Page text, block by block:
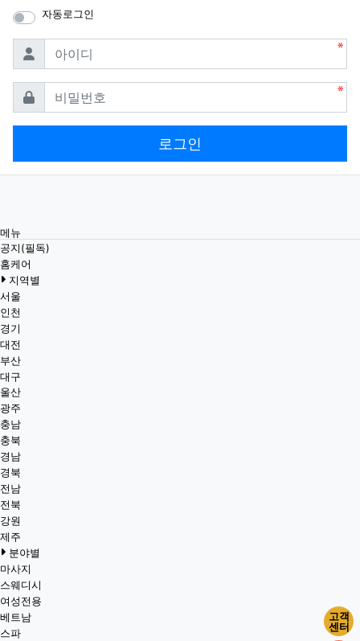
자동로그인
아이디
비밀번호
로그인
메뉴
공지(필독)
홈케어
지역별
서울
인천
경기
대전
부산
대구
울산
광주
충남
충북
경남
경북
전남
전북
강원
제주
분야별
마사지
스웨디시
여성전용
베트남
스파
고객
센터